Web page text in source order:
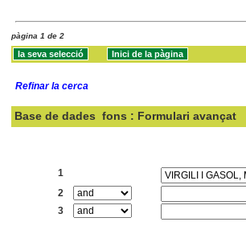
pàgina 1 de 2
Refinar la cerca
Base de dades fons : Formulari avançat
1
2
3